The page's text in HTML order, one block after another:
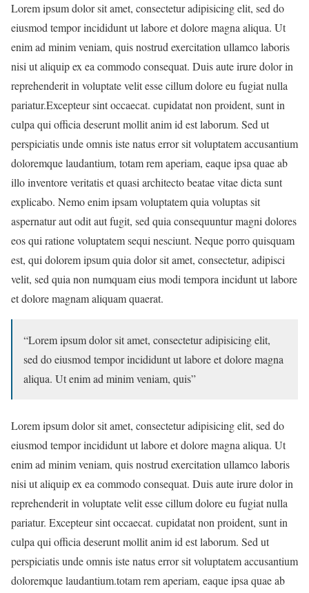
Lorem ipsum dolor sit amet, consectetur adipisicing elit, sed do
eiusmod tempor incididunt ut labore et dolore magna aliqua. Ut
enim ad minim veniam, quis nostrud exercitation ullamco laboris
nisi ut aliquip ex ea commodo consequat. Duis aute irure dolor in
reprehenderit in voluptate velit esse cillum dolore eu fugiat nulla
pariatur.Excepteur sint occaecat. cupidatat non proident, sunt in
culpa qui officia deserunt mollit anim id est laborum. Sed ut
perspiciatis unde omnis iste natus error sit voluptatem accusantium
doloremque laudantium, totam rem aperiam, eaque ipsa quae ab
illo inventore veritatis et quasi architecto beatae vitae dicta sunt
explicabo. Nemo enim ipsam voluptatem quia voluptas sit
aspernatur aut odit aut fugit, sed quia consequuntur magni dolores
eos qui ratione voluptatem sequi nesciunt. Neque porro quisquam
est, qui dolorem ipsum quia dolor sit amet, consectetur, adipisci
velit, sed quia non numquam eius modi tempora incidunt ut labore
et dolore magnam aliquam quaerat.
“Lorem ipsum dolor sit amet, consectetur adipisicing elit,
sed do eiusmod tempor incididunt ut labore et dolore magna
aliqua. Ut enim ad minim veniam, quis”
Lorem ipsum dolor sit amet, consectetur adipisicing elit, sed do
eiusmod tempor incididunt ut labore et dolore magna aliqua. Ut
enim ad minim veniam, quis nostrud exercitation ullamco laboris
nisi ut aliquip ex ea commodo consequat. Duis aute irure dolor in
reprehenderit in voluptate velit esse cillum dolore eu fugiat nulla
pariatur. Excepteur sint occaecat. cupidatat non proident, sunt in
culpa qui officia deserunt mollit anim id est laborum. Sed ut
perspiciatis unde omnis iste natus error sit voluptatem accusantium
doloremque laudantium.totam rem aperiam, eaque ipsa quae ab